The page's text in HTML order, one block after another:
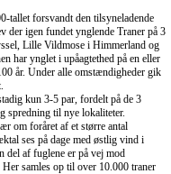
tallet forsvandt den tilsyneladende
der igen fundet ynglende Traner på 3
Lille Vildmose i Himmerland og
har ynglet i upåagtethed på en eller
år. Under alle omstændigheder gik
kun 3-5 par, fordelt på de 3
spredning til nye lokaliteter.
om foråret af et større antal
ses på dage med østlig vind i
af fuglene er på vej mod
samles op til over 10.000 traner